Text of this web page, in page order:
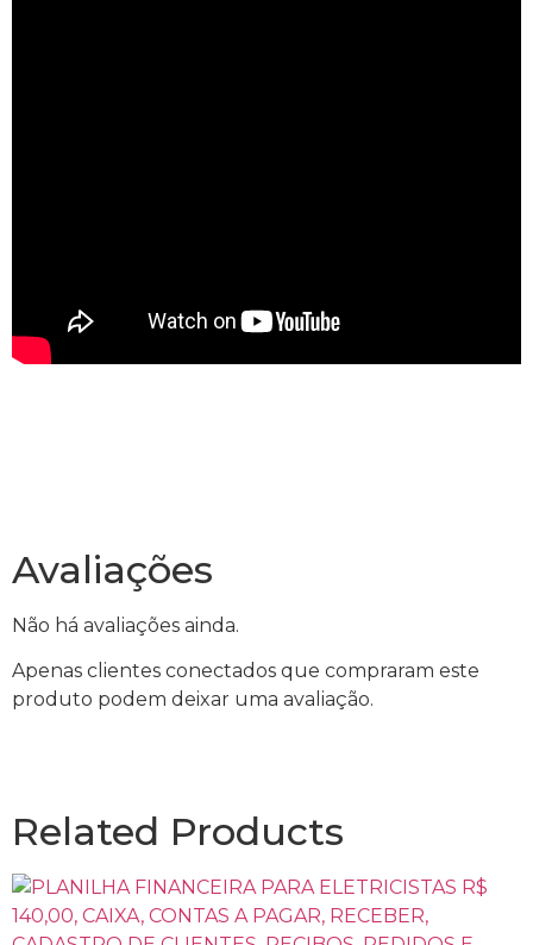
Avaliações
Não há avaliações ainda.
Apenas clientes conectados que compraram este
produto podem deixar uma avaliação.
Related Products